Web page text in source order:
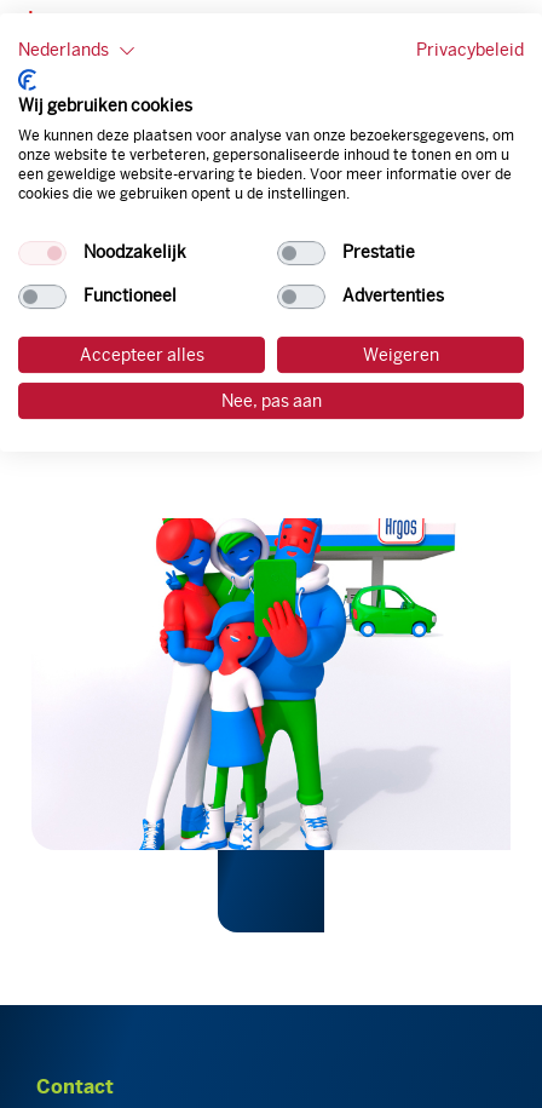
Lees meer
Frisse lucht in de auto: zo
onderhoud je ventilatie en airco
26 mei 2026
Contact
Nederlands Privacybeleid
Wij gebruiken cookies
We kunnen deze plaatsen voor analyse van onze bezoekersgegevens, om
onze website te verbeteren, gepersonaliseerde inhoud te tonen en om u
een geweldige website-ervaring te bieden. Voor meer informatie over de
cookies die we gebruiken opent u de instellingen.
Noodzakelijk Prestatie
Functioneel Advertenties
Accepteer alles Weigeren
Nee, pas aan